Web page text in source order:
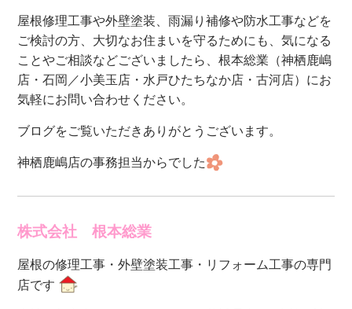
屋根修理工事や外壁塗装、雨漏り補修や防水工事などを
ご検討の方、大切なお住まいを守るためにも、気になる
ことやご相談などございましたら、根本総業（神栖鹿嶋
店・石岡／小美玉店・水戸ひたちなか店・古河店）にお
気軽にお問い合わせください。
ブログをご覧いただきありがとうございます。
神栖鹿嶋店の事務担当からでした
株式会社 根本総業
屋根の修理工事・外壁塗装工事・リフォーム工事の専門
店です